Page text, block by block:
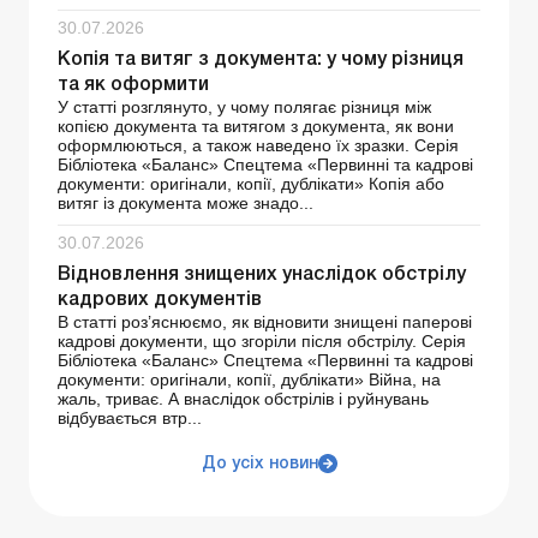
30.07.2026
Копія та витяг з документа: у чому різниця
та як оформити
У статті розглянуто, у чому полягає різниця між
копією документа та витягом з документа, як вони
оформлюються, а також наведено їх зразки. Серія
Бібліотека «Баланс» Спецтема «Первинні та кадрові
документи: оригінали, копії, дублікати» Копія або
витяг із документа може знадо...
30.07.2026
Відновлення знищених унаслідок обстрілу
кадрових документів
В статті роз’яснюємо, як відновити знищені паперові
кадрові документи, що згоріли після обстрілу. Серія
Бібліотека «Баланс» Спецтема «Первинні та кадрові
документи: оригінали, копії, дублікати» Війна, на
жаль, триває. А внаслідок обстрілів і руйнувань
відбувається втр...
До усіх новин